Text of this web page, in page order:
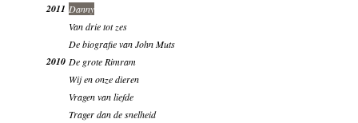
2011 Danny
Van drie tot zes
De biografie van John Muts
2010 De grote Rimram
Wij en onze dieren
Vragen van liefde
Trager dan de snelheid